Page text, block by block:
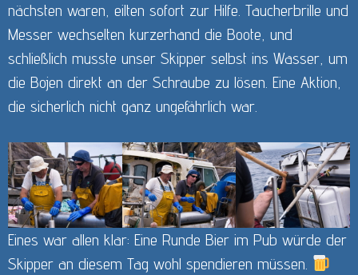
nächsten waren, eilten sofort zur Hilfe. Taucherbrille und
Messer wechselten kurzerhand die Boote, und
schließlich musste unser Skipper selbst ins Wasser, um
die Bojen direkt an der Schraube zu lösen. Eine Aktion,
die sicherlich nicht ganz ungefährlich war.
Eines war allen klar: Eine Runde Bier im Pub würde der
Skipper an diesem Tag wohl spendieren müssen.